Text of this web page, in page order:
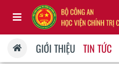
GIỚI THIỆU TIN TỨC